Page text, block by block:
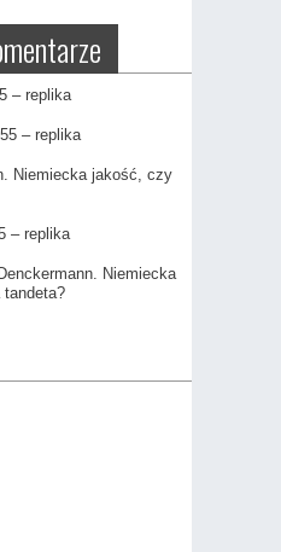
– replika
– replika
Niemiecka jakość, czy
– replika
Denckermann. Niemiecka